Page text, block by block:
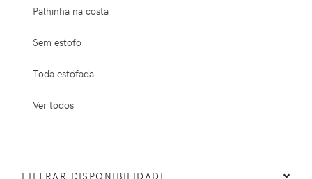
Palhinha na costa
Sem estofo
Toda estofada
Ver todos
FILTRAR DISPONIBILIDADE